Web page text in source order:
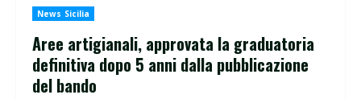
News Sicilia
Aree artigianali, approvata la graduatoria
definitiva dopo 5 anni dalla pubblicazione
del bando